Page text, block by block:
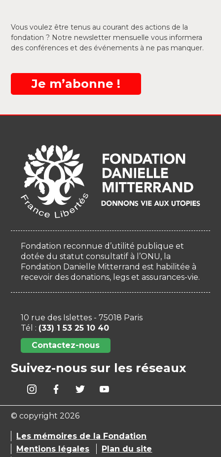
Vous voulez être tenus au courant des actions de la
fondation ? Notre newsletter mensuelle vous informera
des conférences et des événements à ne pas manquer.
Je m’abonne !
Fondation reconnue d’utilité publique et
dotée du statut consultatif à l’ONU, la
Fondation Danielle Mitterrand est habilitée à
recevoir des donations, legs et assurances-vie.
10 rue des Islettes - 75018 Paris
Tél : (33) 1 53 25 10 40
Contactez-nous
Suivez-nous sur les réseaux
© copyright 2026
Les mémoires de la Fondation
Mentions légales
Plan du site